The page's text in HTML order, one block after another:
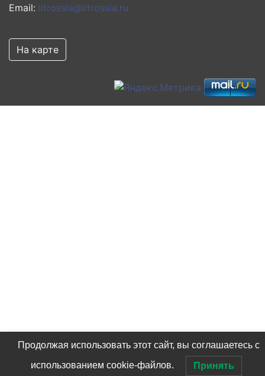
Email: litrossia@litrossia.ru
На карте
Продолжая использовать этот сайт, вы соглашаетесь с
использованием cookie-файлов. Принять